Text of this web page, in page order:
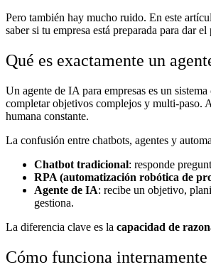
Pero también hay mucho ruido. En este
saber si tu empresa está preparada para dar el
Qué es exactamente un
Un agente de IA para empresas es un
completar objetivos complejos y multi-paso.
humana constante.
La confusión entre chatbots, agentes y
Chatbot tradicional: responde
RPA (automatización robótica de
Agente de IA: recibe un objetivo,
gestiona.
La diferencia clave es la capacidad de
Cómo funciona